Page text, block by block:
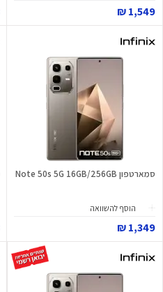
1,549 ₪
סמארטפון Note 50s 5G 16GB/256GB
הוסף להשוואה
1,349 ₪